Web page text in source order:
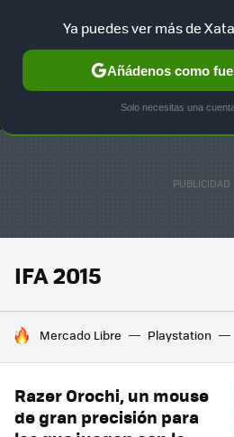
MENÚ
GAMING HOME
IFA 2015
HOY SE HABLA DE
Mercado Libre Playstation
Razer Orochi, un mouse
de gran precisión para
Ya puedes ver más de
Añádenos como
Solo necesitas una